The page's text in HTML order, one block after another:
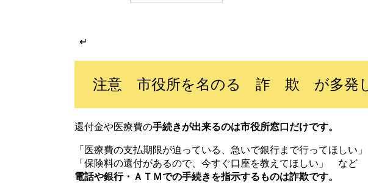
↵
注意 市役所を名のる 詐 欺 が多発し
還付金や医療費の手続きが出来るのは市役所窓口だけです。
「医療費の支払期限が迫っている、急いで銀行まで行ってほしい」
「保険料の還付があるので、今すぐ口座を教えてほしい」 など
電話や銀行・ＡＴＭでの手続きを指示するものは詐欺です。